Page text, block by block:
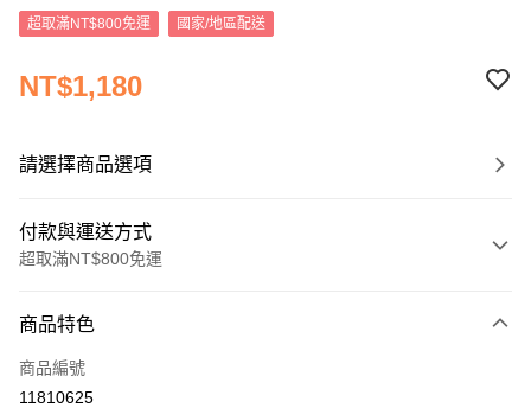
超取滿NT$800免運 國家/地區配送
NT$1,180
請選擇商品選項
付款與運送方式
超取滿NT$800免運
信用卡一次付款
信用卡分期付款
商品特色
商品編號
11810625